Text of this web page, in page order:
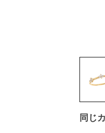
同じ